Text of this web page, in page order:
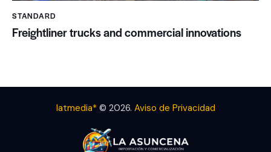
STANDARD
Freightliner trucks and commercial innovations
latmedia* © 2026. Aviso de Privacidad